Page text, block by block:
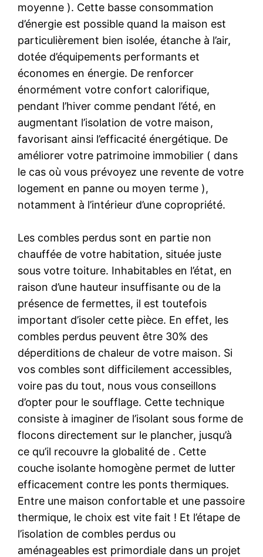
moyenne ). Cette basse consommation
d’énergie est possible quand la maison est
particulièrement bien isolée, étanche à l’air,
dotée d’équipements performants et
économes en énergie. De renforcer
énormément votre confort calorifique,
pendant l’hiver comme pendant l’été, en
augmentant l’isolation de votre maison,
favorisant ainsi l’efficacité énergétique. De
améliorer votre patrimoine immobilier ( dans
le cas où vous prévoyez une revente de votre
logement en panne ou moyen terme ),
notamment à l’intérieur d’une copropriété.
Les combles perdus sont en partie non
chauffée de votre habitation, située juste
sous votre toiture. Inhabitables en l’état, en
raison d’une hauteur insuffisante ou de la
présence de fermettes, il est toutefois
important d’isoler cette pièce. En effet, les
combles perdus peuvent être 30% des
déperditions de chaleur de votre maison. Si
vos combles sont difficilement accessibles,
voire pas du tout, nous vous conseillons
d’opter pour le soufflage. Cette technique
consiste à imaginer de l’isolant sous forme de
flocons directement sur le plancher, jusqu’à
ce qu’il recouvre la globalité de . Cette
couche isolante homogène permet de lutter
efficacement contre les ponts thermiques.
Entre une maison confortable et une passoire
thermique, le choix est vite fait ! Et l’étape de
l’isolation de combles perdus ou
aménageables est primordiale dans un projet